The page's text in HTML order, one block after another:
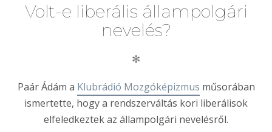
Volt-e liberális állampolgári
nevelés?
✻
Paár Ádám a Klubrádió Mozgóképizmus műsorában
ismertette, hogy a rendszerváltás kori liberálisok
elfeledkeztek az állampolgári nevelésről.